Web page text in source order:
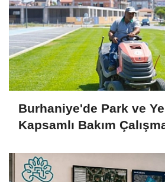
Burhaniye'de Park ve
Kapsamlı Bakım